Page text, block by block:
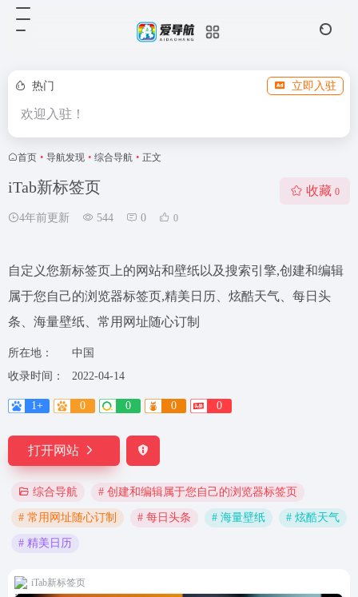
热门 立即入驻
欢迎入驻！
首页 • 导航发现 • 综合导航 • 正文
iTab新标签页
4年前更新 544 0 0
收藏 0
自定义您新标签页上的网站和壁纸以及搜索引擎,创建和编辑
属于您自己的浏览器标签页,精美日历、炫酷天气、每日头
条、海量壁纸、常用网址随心订制
所在地：
中国
收录时间：
2022-04-14
1+ 0 0 0 0
打开网站
综合导航 # 创建和编辑属于您自己的浏览器标签页
# 常用网址随心订制 # 每日头条 # 海量壁纸 # 炫酷天气
# 精美日历
iTab新标签页